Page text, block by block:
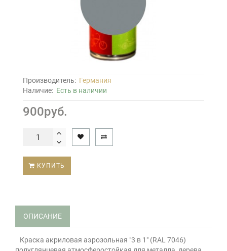
Производитель: Германия
Наличие: Есть в наличии
900руб.
КУПИТЬ
ОПИСАНИЕ
Краска акриловая аэрозольная "3 в 1" (RAL 7046)